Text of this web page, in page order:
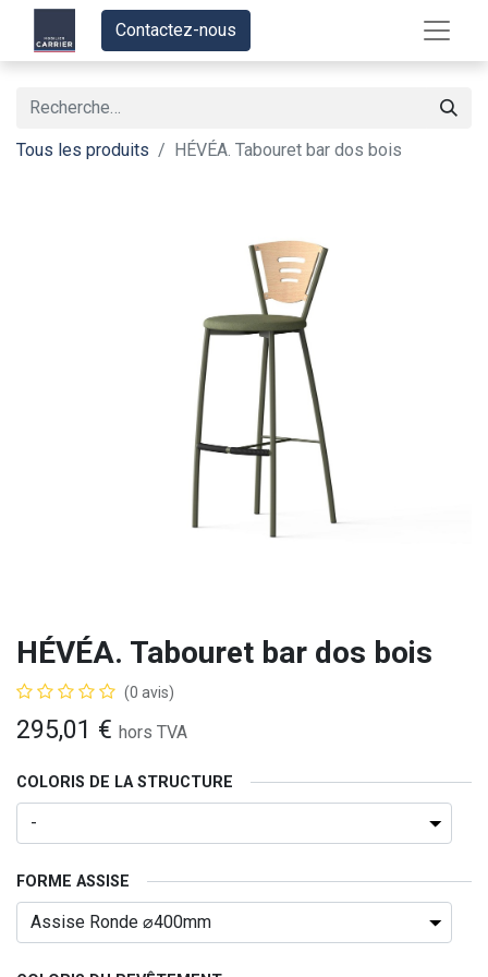
Contactez-nous
Tous les produits HÉVÉA. Tabouret bar dos bois
HÉVÉA. Tabouret bar dos bois
(0 avis)
295,01 € hors TVA
COLORIS DE LA STRUCTURE
FORME ASSISE